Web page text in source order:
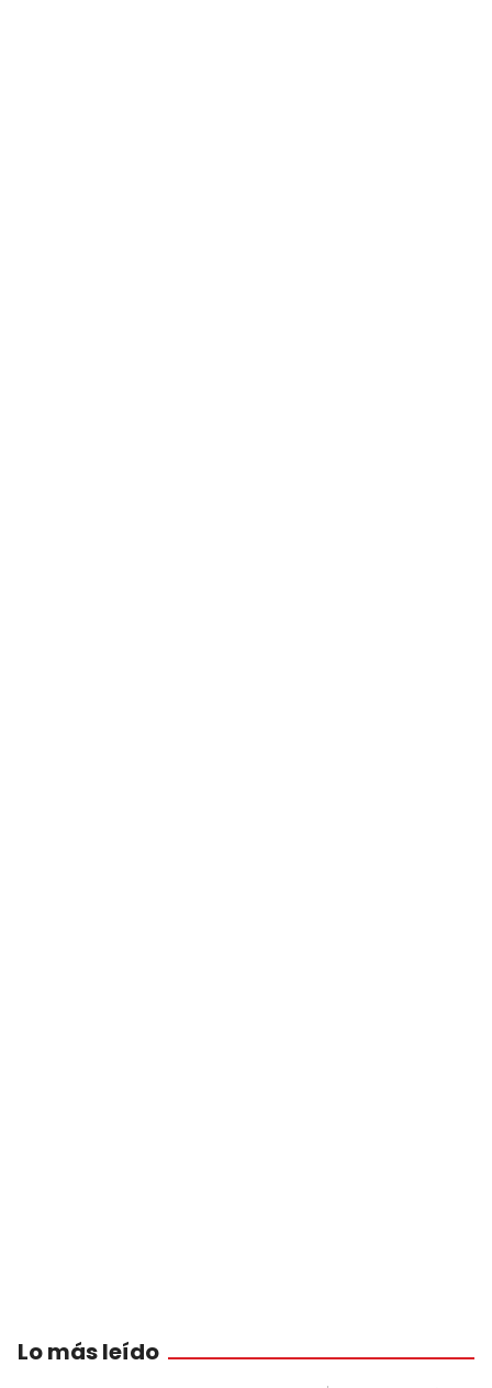
Lo más leído